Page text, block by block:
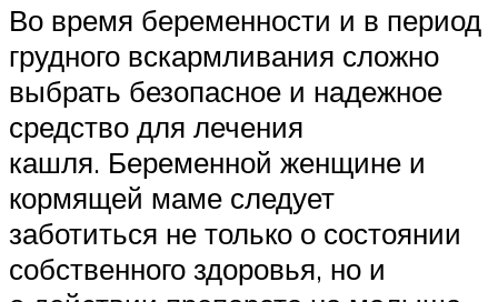
Во время беременности и в период
грудного вскармливания сложно
выбрать безопасное и надежное
средство для лечения
кашля. Беременной женщине и
кормящей маме следует
заботиться не только о состоянии
собственного здоровья, но и